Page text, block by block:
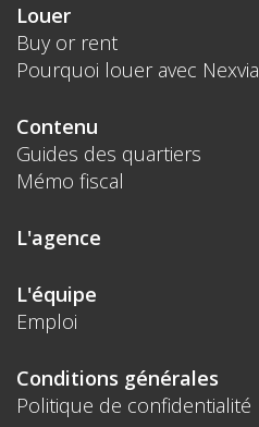
Louer
Buy or rent
Pourquoi louer avec Nexvia
Contenu
Guides des quartiers
Mémo fiscal
L'agence
L'équipe
Emploi
Conditions générales
Politique de confidentialité